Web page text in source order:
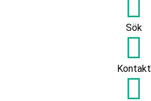
Sök
Kontakt